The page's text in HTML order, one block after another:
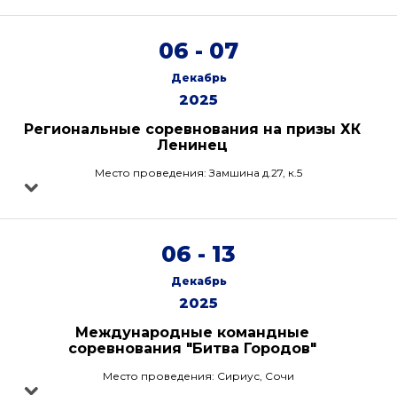
06 - 07
Декабрь
2025
Региональные соревнования на призы ХК
Ленинец
Место проведения: Замшина д.27, к.5
06 - 13
Декабрь
2025
Международные командные
соревнования "Битва Городов"
Место проведения: Сириус, Сочи